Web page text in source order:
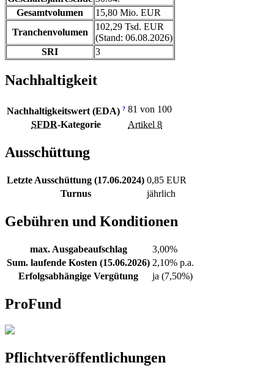
Gesamtvolumen
15,80 Mio. EUR
Tranchenvolumen
102,29 Tsd. EUR
(Stand: 06.08.2026)
SRI
3
Nachhaltigkeit
Nachhaltigkeitswert (EDA) ? 81 von 100
SFDR-Kategorie Artikel 8
Ausschüttung
Letzte Ausschüttung (17.06.2024) 0,85 EUR
Turnus
jährlich
Gebühren und Konditionen
max. Ausgabeaufschlag
3,00%
Sum. laufende Kosten (15.06.2026) 2,10% p.a.
Erfolgsabhängige Vergütung
ja (7,50%)
ProFund
Pflichtveröffentlichungen